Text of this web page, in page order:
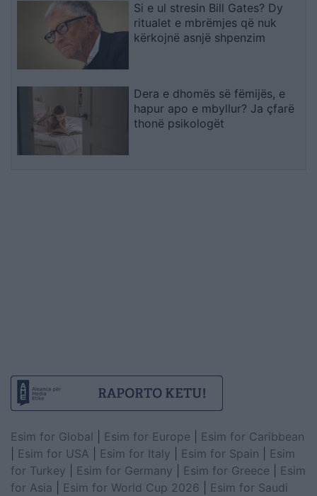
Si e ul stresin Bill Gates? Dy
ritualet e mbrëmjes që nuk
kërkojnë asnjë shpenzim
Dera e dhomës së fëmijës, e
hapur apo e mbyllur? Ja çfarë
thonë psikologët
Esim for Global Esim for Europe
Esim for Caribbean
Esim for USA Esim for Italy Esim for Spain
Esim
for Turkey
Esim for Germany Esim for Greece
Esim
for Asia
Esim for World Cup 2026
Esim for Saudi